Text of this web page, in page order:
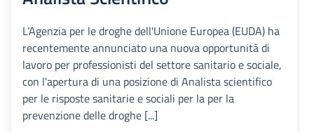
L’Agenzia per le droghe dell'Unione Europea (EUDA) ha
recentemente annunciato una nuova opportunità di
lavoro per professionisti del settore sanitario e sociale,
con l'apertura di una posizione di Analista scientifico
per le risposte sanitarie e sociali per la per la
prevenzione delle droghe [...]